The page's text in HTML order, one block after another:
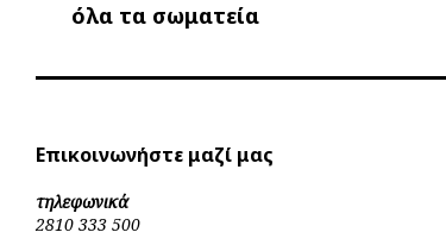
όλα τα σωματεία
Επικοινωνήστε μαζί μας
τηλεφωνικά
2810 333 500